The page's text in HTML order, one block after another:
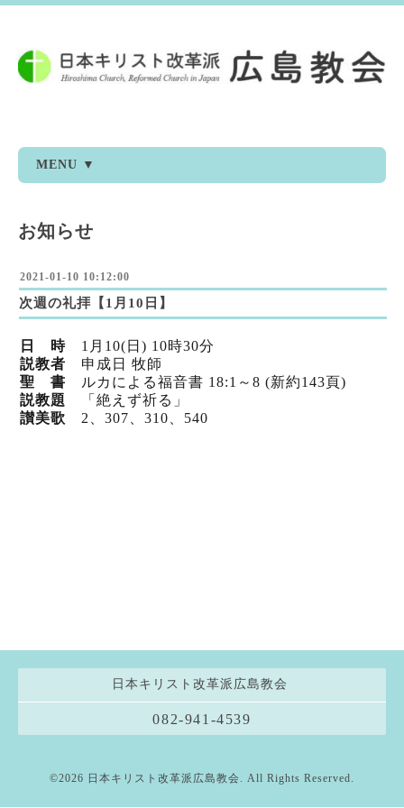
MENU ▼
お知らせ
2021-01-10 10:12:00
次週の礼拝【1月10日】
日 時 1月10(日) 10時30分
説教者 申成日 牧師
聖 書 ルカによる福音書 18:1～8 (新約143頁)
説教題
「絶えず祈る 」
讃美歌 2、307 、310 、540
日本キリスト改革派広島教会
082-941-4539
©2026 日本キリスト改革派広島教会. All Rights Reserved.